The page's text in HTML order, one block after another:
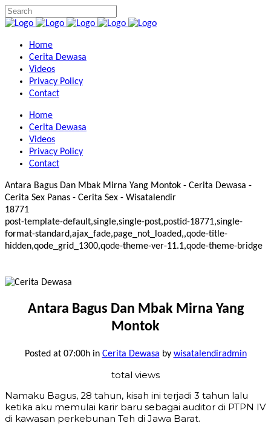
Home
Cerita Dewasa
Videos
Privacy Policy
Contact
Home
Cerita Dewasa
Videos
Privacy Policy
Contact
Antara Bagus Dan Mbak Mirna Yang Montok - Cerita Dewasa -
Cerita Sex Panas - Cerita Sex - Wisatalendir
18771
post-template-default,single,single-post,postid-18771,single-
format-standard,ajax_fade,page_not_loaded,,qode-title-
hidden,qode_grid_1300,qode-theme-ver-11.1,qode-theme-bridge
Antara Bagus Dan Mbak Mirna Yang
Montok
Posted at 07:00hin Cerita Dewasa by wisatalendiradmin
total views
Namaku Bagus, 28 tahun, kisah ini terjadi 3 tahun lalu
ketika aku memulai karir baru sebagai auditor di PTPN IV
di kawasan perkebunan Teh di Jawa Barat.